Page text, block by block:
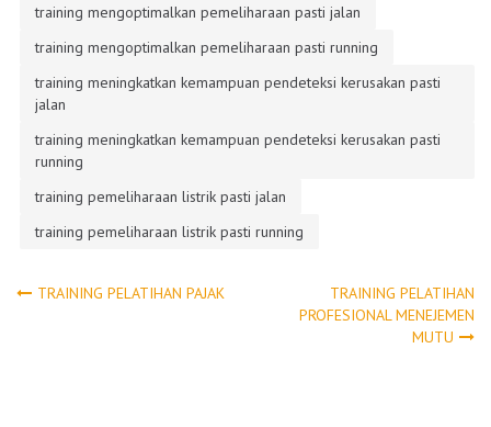
training mengoptimalkan pemeliharaan pasti jalan
training mengoptimalkan pemeliharaan pasti running
training meningkatkan kemampuan pendeteksi kerusakan pasti
jalan
training meningkatkan kemampuan pendeteksi kerusakan pasti
running
training pemeliharaan listrik pasti jalan
training pemeliharaan listrik pasti running
Post
TRAINING PELATIHAN PAJAK
TRAINING PELATIHAN
PROFESIONAL MENEJEMEN
MUTU